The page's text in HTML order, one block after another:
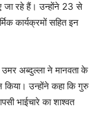
रहे हैं। उन्होंने 23 से
कार्यक्रमों सहित इन
अब्दुल्ला ने मानवता के
उन्होंने कहा कि गुरु
भाईचारे का शाश्वत